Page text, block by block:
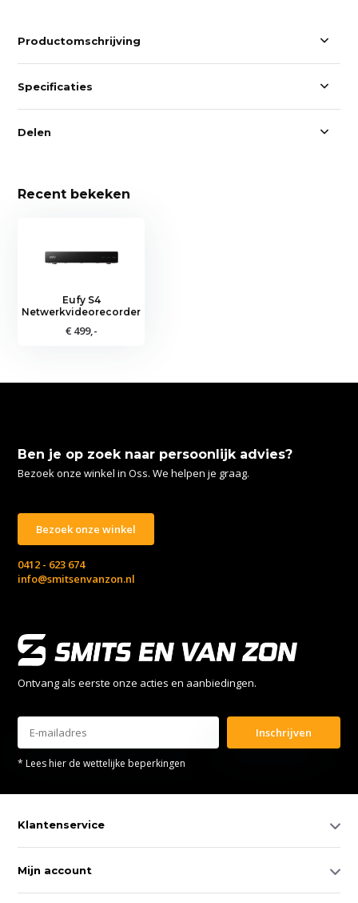
Productomschrijving
Specificaties
Delen
Recent bekeken
Eufy S4
Netwerkvideorecorder
€ 499,-
Ben je op zoek naar persoonlijk advies?
Bezoek onze winkel in Oss. We helpen je graag.
Bezoek onze winkel
0412 - 623 674
info@smitsenvanzon.nl
Ontvang als eerste onze acties en aanbiedingen.
Inschrijven
* Lees hier de wettelijke beperkingen
Klantenservice
Mijn account